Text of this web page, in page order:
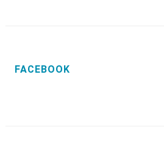
FACEBOOK